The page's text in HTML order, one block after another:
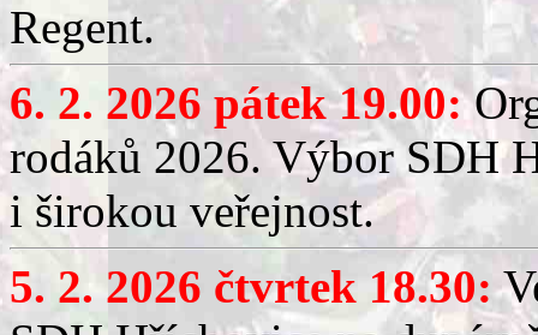
Regent.
6. 2. 2026 pátek 19.00:
rodáků 2026. Výbor SDH
i širokou veřejnost.
5. 2. 2026 čtvrtek 18.30: